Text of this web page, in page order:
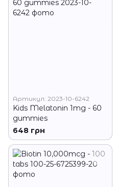
Артикул: 2023-10-6242
Kids Melatonin 1mg - 60
gummies
648 грн